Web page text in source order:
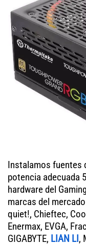
Instalamos fuentes
potencia adecuada
hardware del
marcas del
quiet!, Chieftec,
Enermax, EVGA,
GIGABYTE, LIAN LI,